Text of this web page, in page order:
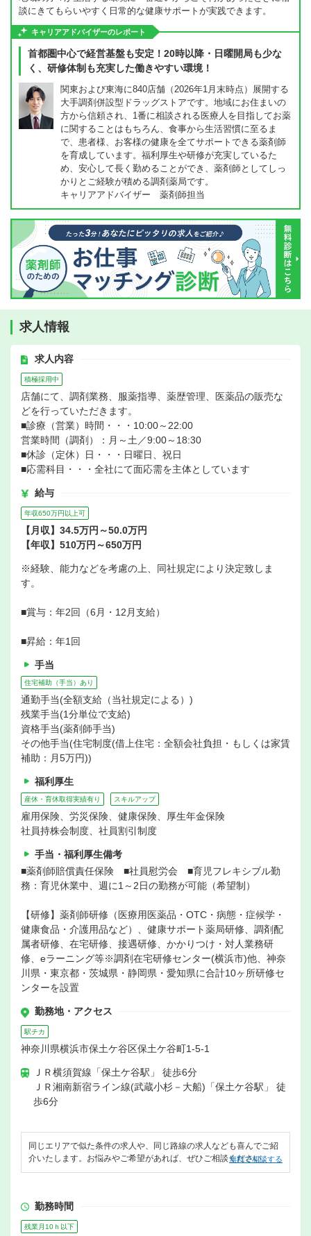
談にきてもらいやすく日常的な健康サポートが実践できます。
キャリアアドバイザーのレポート
首都圏中心で経営基盤も安定！20時以降・日曜開局も少な
く、研修体制も充実した働きやすい環境！
関東および東海に840店舗（2026年1月末時点）展開する
大手調剤併設型ドラッグストアです。地域にお住まいの
方から信頼され、1番に相談される医療人を目指してお薬
に関することはもちろん、食事から生活習慣に至るま
で、患者様、お客様の健康を全てサポートできる薬剤師
を育成しています。福利厚生や研修が充実しているた
め、安心して長く勤めることができ、薬剤師としてしっ
かりとご経験が積める調剤薬局です。
キャリアアドバイザー 薬剤師担当
求人情報
求人内容
積極採用中
店舗にて、調剤業務、服薬指導、薬歴管理、医薬品の販売な
どを行っていただきます。
■診療（営業）時間・・・10:00～22:00
営業時間（調剤）：月～土／9:00～18:30
■休診（定休）日・・・日曜日、祝日
■応需科目・・・全社にて面応需を主体としています
給与
年収650万円以上可
【月収】34.5万円～50.0万円
【年収】510万円～650万円
※経験、能力などを考慮の上、同社規定により決定致しま
す。
■賞与：年2回（6月・12月支給）
■昇給：年1回
手当
住宅補助（手当）あり
通勤手当(全額支給（当社規定による）)
残業手当(1分単位で支給)
資格手当(薬剤師手当)
その他手当(住宅制度(借上住宅：全額会社負担・もしくは家賃
補助：月5万円))
福利厚生
産休・育休取得実績有り スキルアップ
雇用保険、労災保険、健康保険、厚生年金保険
社員持株会制度、社員割引制度
手当・福利厚生備考
■薬剤師賠償責任保険 ■社員慰労会 ■育児フレキシブル勤
務：育児休業中、週に1～2日の勤務が可能（希望制）
【研修】薬剤師研修（医療用医薬品・OTC・病態・症候学・
健康食品・介護用品など）、健康サポート薬局研修、調剤配
属者研修、在宅研修、接遇研修、かかりつけ・対人業務研
修、eラーニング等※調剤在宅研修センター(横浜市)他、神奈
川県・東京都・茨城県・静岡県・愛知県に合計10ヶ所研修セ
ンターを設置
勤務地・アクセス
駅チカ
神奈川県横浜市保土ケ谷区保土ケ谷町1-5-1
ＪＲ横須賀線「保土ケ谷駅」 徒歩6分
ＪＲ湘南新宿ライン線(武蔵小杉－大船)「保土ケ谷駅」 徒
歩6分
同じエリアで似た条件の求人や、同じ路線の求人なども喜んでご紹
介いたします。お悩みやご希望があれば、ぜひご相談ください。
無料で相談する
勤務時間
残業月10ｈ以下